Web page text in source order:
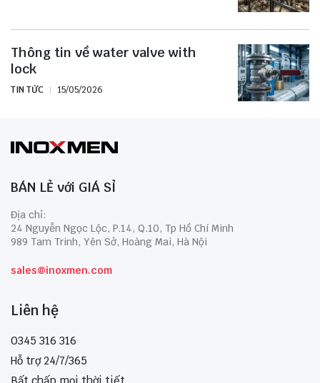
Thông tin về water valve with
lock
TIN TỨC 15/05/2026
BÁN LẺ với GIÁ SỈ
Địa chỉ:
24 Nguyễn Ngọc Lộc, P.14, Q.10, Tp Hồ Chí Minh
989 Tam Trinh, Yên Sở, Hoàng Mai, Hà Nội
sales@inoxmen.com
Liên hệ
0345 316 316
Hỗ trợ 24/7/365
Bất chấp mọi thời tiết